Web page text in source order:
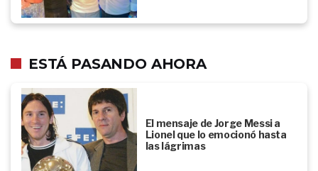
ESTÁ PASANDO AHORA
El mensaje de Jorge Messi a
Lionel que lo emocionó hasta
las lágrimas